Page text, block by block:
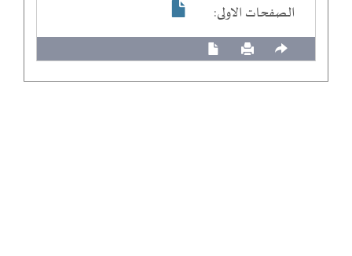
الصفحات الاولى: